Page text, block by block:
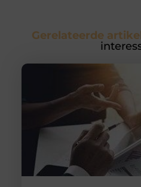
Gerelateerde